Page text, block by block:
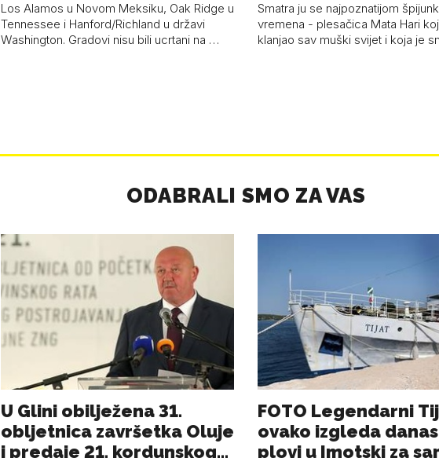
Los Alamos u Novom Meksiku, Oak Ridge u
Tennessee i Hanford/Richland u državi
Washington. Gradovi nisu bili ucrtani na …
Smatra ju se najpoznatijom
vremena - plesačica Mata Hari
klanjao sav muški svijet i koja je